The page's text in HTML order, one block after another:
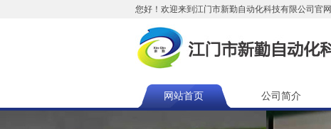
您好！欢迎来到江门市新勤自动化科技有限公司官网
网站首页 公司简介